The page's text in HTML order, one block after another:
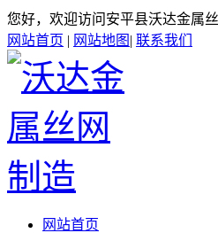
您好，欢迎访问安平县沃达金属
网站首页 | 网站地图 | 联系我们
网站首页